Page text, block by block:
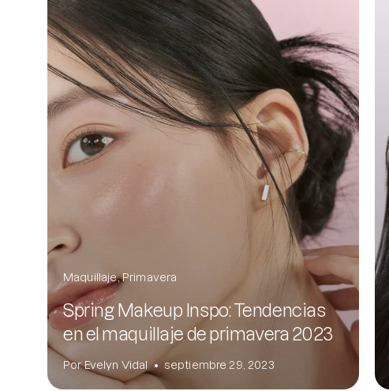
Maquillaje Primavera
Spring Makeup Inspo: Tendencias
en el maquillaje de primavera 2023
Por Evelyn Vidal septiembre 29, 2023